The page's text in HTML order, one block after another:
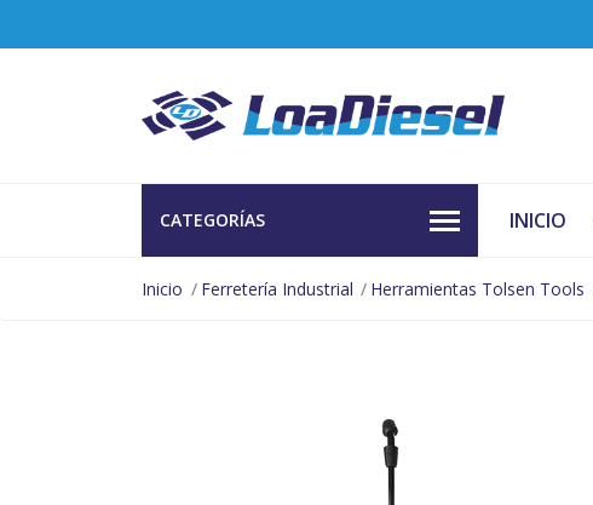
CATEGORÍAS INICIO
Inicio Ferretería Industrial Herramientas Tolsen Tools